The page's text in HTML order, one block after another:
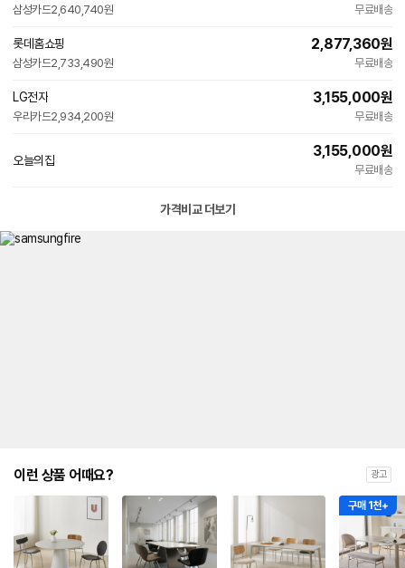
삼성카드2,640,740원 무료배송
롯데홈쇼핑
삼성카드2,733,490원
2,877,360원
무료배송
LG전자
우리카드2,934,200원
3,155,000원
무료배송
오늘의집
3,155,000원
무료배송
가격비교 더보기
이런 상품 어때요? 광고
구매 1천+